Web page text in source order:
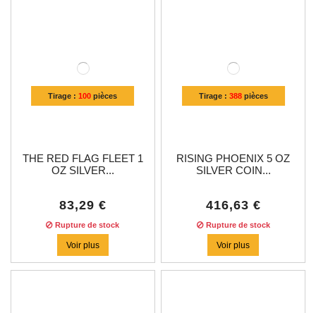
Tirage :100 pièces
THE RED FLAG FLEET 1
OZ SILVER...
83,29 €
Rupture de stock
Voir plus
Tirage : 388pièces
RISING PHOENIX 5 OZ
SILVER COIN...
416,63 €
Rupture de stock
Voir plus